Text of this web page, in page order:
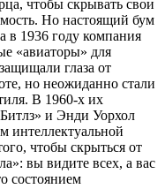
чтобы скрывать свои
Но настоящий бум
в 1936 году компания
«авиаторы» для
глаза от
но неожиданно стали
В 1960-х их
и Энди Уорхол
интеллектуальной
чтобы скрыться от
вы видите всех, а вас
состоянием